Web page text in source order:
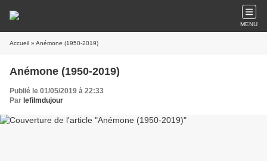
MENU
Accueil » Anémone (1950-2019)
Anémone (1950-2019)
Publié le 01/05/2019 à 22:33
Par lefilmdujour